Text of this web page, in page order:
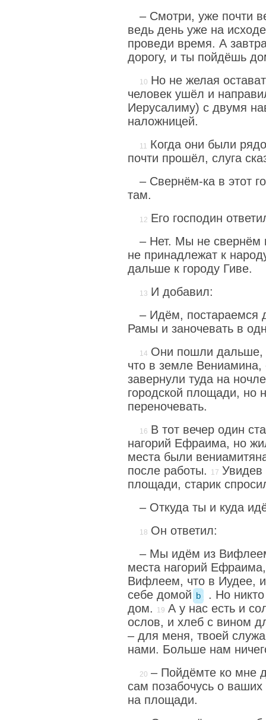
– Смотри, уже почти
ведь день уже на
проведи время. А
дорогу, и ты пойдёшь
Но не желая
человек ушёл и
Иерусалиму) с двумя
наложницей.
Когда они были
почти прошёл, слуга
– Свернём-ка в этот
там.
Его господин
– Нет. Мы не свернём
не принадлежат к
дальше к городу Гиве.
И добавил:
– Идём, постараемся
Рамы и заночевать в
Они пошли дальше,
что в земле Вениамина,
завернули туда на
городской площади, но
переночевать.
В тот вечер один
нагорий Ефраима, но
места были
после работы.
Увидев
площади, старик
– Откуда ты и куда
Он ответил:
– Мы идём из
места нагорий
Вифлеем, что в Иудее,
себе домой
b
. Но
дом.
А у нас есть и
ослов, и хлеб с вином
– для меня, твоей
нами. Больше нам
– Пойдёмте ко мне
сам позабочусь о
на площади.